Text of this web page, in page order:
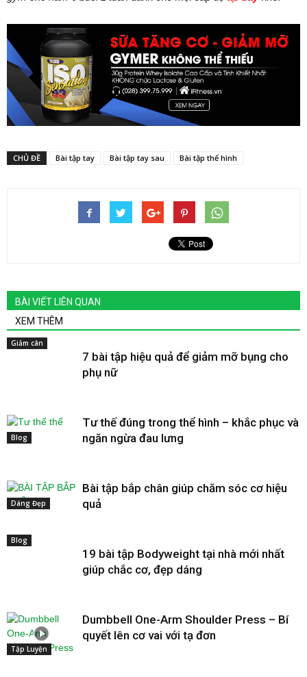
CHỦ ĐỀ Bài tập tay Bài tập tay sau Bài tập thể hình
BÀI VIẾT LIÊN QUAN
XEM THÊM
Giảm cân
7 bài tập hiệu quả để giảm mỡ bụng cho
phụ nữ
Blog
Tư thế đúng trong thể hình – khắc phục và
ngăn ngừa đau lưng
Dáng Đẹp
Bài tập bắp chân giúp chăm sóc cơ hiệu
quả
Blog
19 bài tập Bodyweight tại nhà mới nhất
giúp chắc cơ, đẹp dáng
Tập Luyện
Dumbbell One-Arm Shoulder Press – Bí
quyết lên cơ vai với tạ đơn